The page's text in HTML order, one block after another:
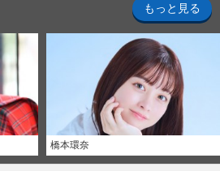
もっと見る
橋本環奈